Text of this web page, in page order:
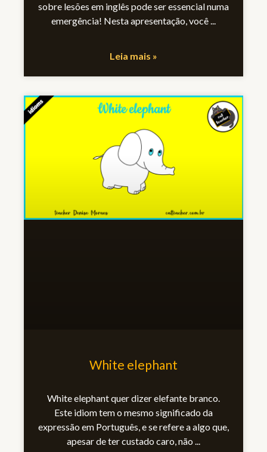
sobre lesões em inglês pode ser essencial numa
emergência! Nesta apresentação, você
Leia mais »
White elephant
White elephant quer dizer elefante branco.
Este idiom tem o mesmo significado da
expressão em Português, e se refere a algo que,
apesar de ter custado caro, não